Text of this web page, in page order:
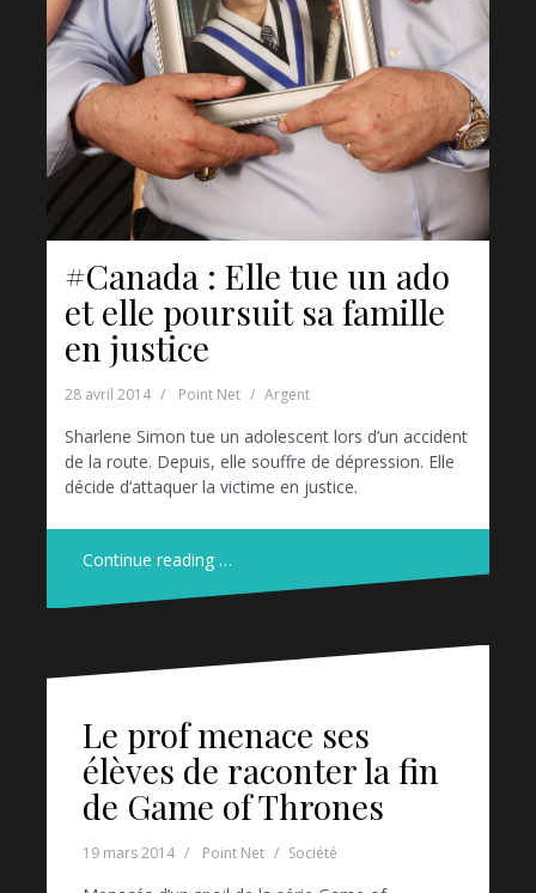
#Canada : Elle tue un ado
et elle poursuit sa famille
en justice
28 avril 2014 Point Net Argent
Sharlene Simon tue un adolescent lors d’un accident
de la route. Depuis, elle souffre de dépression. Elle
décide d’attaquer la victime en justice.
Continue reading …
Le prof menace ses
élèves de raconter la fin
de Game of Thrones
19 mars 2014 Point Net Société